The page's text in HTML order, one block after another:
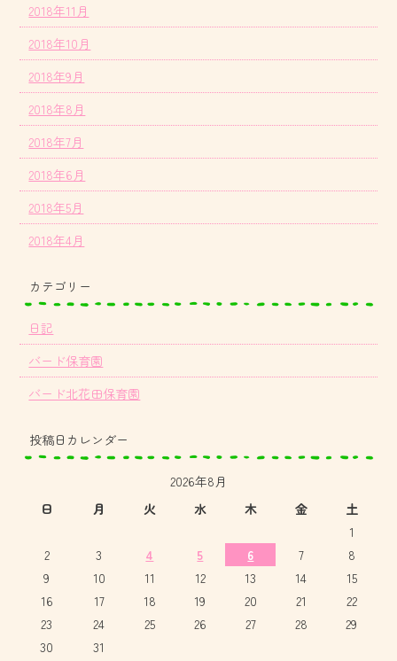
2018年11月
2018年10月
2018年9月
2018年8月
2018年7月
2018年6月
2018年5月
2018年4月
カテゴリー
日記
バード保育園
バード北花田保育園
投稿日カレンダー
2026年8月
日
月 火 水 木 金 土
1
2
3 4 5 6 7
8
9
10 11 12 13 14
15
16
17 18 19 20 21
22
23
24 25 26 27 28
29
30
31